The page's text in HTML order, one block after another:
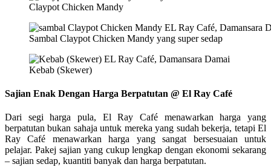
Claypot Chicken Mandy
Sambal Claypot Chicken Mandy yang super sedap
Kebab (Skewer)
Sajian Enak Dengan Harga Berpatutan @ El Ray Café
Dari segi harga pula, El Ray Café menawarkan harga yang
berpatutan bukan sahaja untuk mereka yang sudah bekerja, tetapi El
Ray Café menawarkan harga yang sangat bersesuaian untuk
pelajar. Pakej sajian yang cukup lengkap dengan ekonomi sekarang
– sajian sedap, kuantiti banyak dan harga berpatutan.